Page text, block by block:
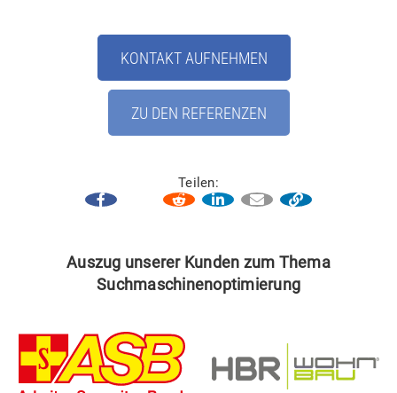
KONTAKT AUFNEHMEN
ZU DEN REFERENZEN
Teilen:
Auszug unserer Kunden zum Thema
Suchmaschinenoptimierung